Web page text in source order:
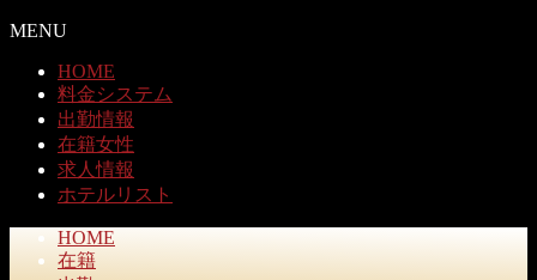
MENU
HOME
料金システム
出勤情報
在籍女性
求人情報
ホテルリスト
HOME
在籍